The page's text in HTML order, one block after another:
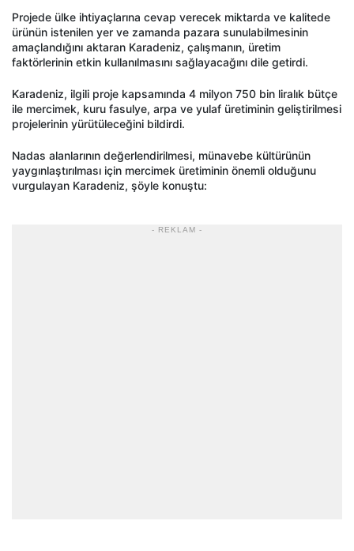
Projede ülke ihtiyaçlarına cevap verecek miktarda ve kalitede
ürünün istenilen yer ve zamanda pazara sunulabilmesinin
amaçlandığını aktaran Karadeniz, çalışmanın, üretim
faktörlerinin etkin kullanılmasını sağlayacağını dile getirdi.
Karadeniz, ilgili proje kapsamında 4 milyon 750 bin liralık bütçe
ile mercimek, kuru fasulye, arpa ve yulaf üretiminin geliştirilmesi
projelerinin yürütüleceğini bildirdi.
Nadas alanlarının değerlendirilmesi, münavebe kültürünün
yaygınlaştırılması için mercimek üretiminin önemli olduğunu
vurgulayan Karadeniz, şöyle konuştu:
- REKLAM -